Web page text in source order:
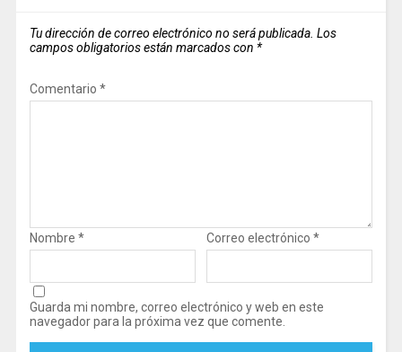
Tu dirección de correo electrónico no será publicada. Los
campos obligatorios están marcados con *
Comentario *
Nombre * Correo electrónico *
Guarda mi nombre, correo electrónico y web en este
navegador para la próxima vez que comente.